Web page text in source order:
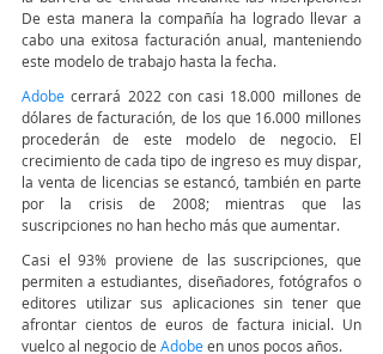
De esta manera la compañía ha logrado llevar a
cabo una exitosa facturación anual, manteniendo
este modelo de trabajo hasta la fecha.
Adobe cerrará 2022 con casi 18.000 millones de
dólares de facturación, de los que 16.000 millones
procederán de este modelo de negocio. El
crecimiento de cada tipo de ingreso es muy dispar,
la venta de licencias se estancó, también en parte
por la crisis de 2008; mientras que las
suscripciones no han hecho más que aumentar.
Casi el 93% proviene de las suscripciones, que
permiten a estudiantes, diseñadores, fotógrafos o
editores utilizar sus aplicaciones sin tener que
afrontar cientos de euros de factura inicial. Un
vuelco al negocio de Adobe en unos pocos años.